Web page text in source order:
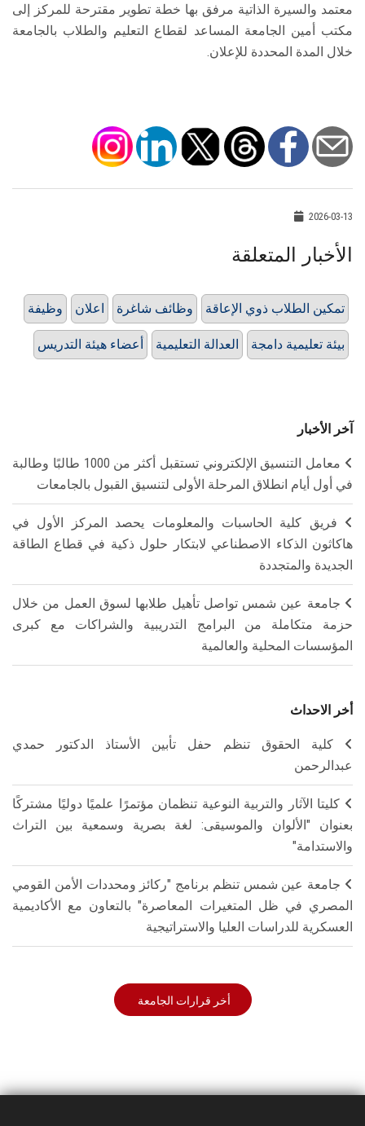
معتمد والسيرة الذاتية مرفق بها خطة تطوير مقترحة للمركز إلى
مكتب أمين الجامعة المساعد لقطاع التعليم والطلاب بالجامعة
خلال المدة المحددة للإعلان.
2026-03-13
الأخبار المتعلقة
وظيفة اعلان وظائف شاغرة تمكين الطلاب ذوي الإعاقة
أعضاء هيئة التدريس العدالة التعليمية بيئة تعليمية دامجة
آخر الأخبار
معامل التنسيق الإلكتروني تستقبل أكثر من 1000 طالبًا وطالبة
في أول أيام انطلاق المرحلة الأولى لتنسيق القبول بالجامعات
فريق كلية الحاسبات والمعلومات يحصد المركز الأول في
هاكاثون الذكاء الاصطناعي لابتكار حلول ذكية في قطاع الطاقة
الجديدة والمتجددة
جامعة عين شمس تواصل تأهيل طلابها لسوق العمل من خلال
حزمة متكاملة من البرامج التدريبية والشراكات مع كبرى
المؤسسات المحلية والعالمية
أخر الاحداث
كلية الحقوق تنظم حفل تأبين الأستاذ الدكتور حمدي
عبدالرحمن
كليتا الآثار والتربية النوعية تنظمان مؤتمرًا علميًا دوليًا مشتركًا
بعنوان "الألوان والموسيقى: لغة بصرية وسمعية بين التراث
والاستدامة"
جامعة عين شمس تنظم برنامج "ركائز ومحددات الأمن القومي
المصري في ظل المتغيرات المعاصرة" بالتعاون مع الأكاديمية
العسكرية للدراسات العليا والاستراتيجية
أخر قرارات الجامعة